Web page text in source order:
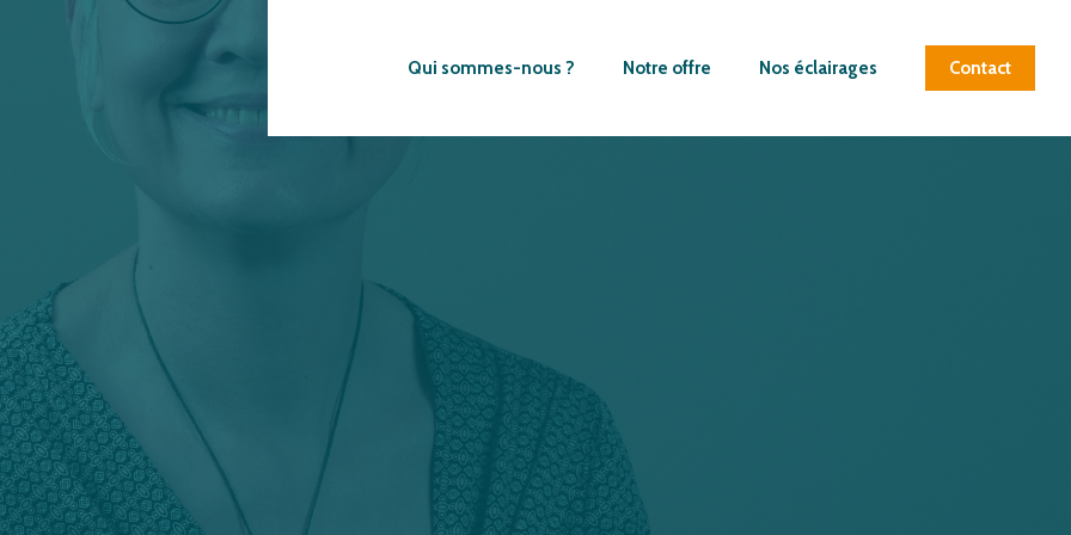
Qui sommes-nous ? Notre offre Nos éclairages Contact
l’équipe TransfaiRH